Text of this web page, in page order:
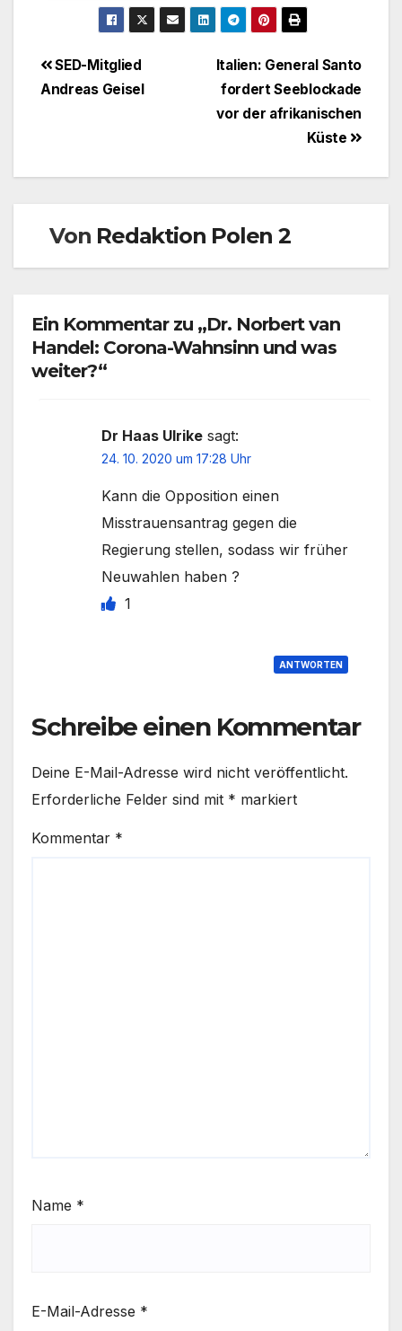
Beitragsnavigation
Italien: General Santo
fordert See­blockade
vor der afrika­nischen
Küste
SED-Mitglied
Andreas Geisel
Von Redaktion Polen 2
Ein Kommentar zu „Dr. Norbert van
Handel: Corona-Wahnsinn und was
weiter?“
Dr Haas Ulrike sagt:
24. 10. 2020 um 17:28 Uhr
Kann die Opposition einen
Misstrauensantrag gegen die
Regierung stellen, sodass wir früher
Neuwahlen haben ?
1
ANTWORTEN
Schreibe einen Kommentar
Deine E-Mail-Adresse wird nicht veröffentlicht.
Erforderliche Felder sind mit * markiert
Kommentar *
Name *
E-Mail-Adresse *